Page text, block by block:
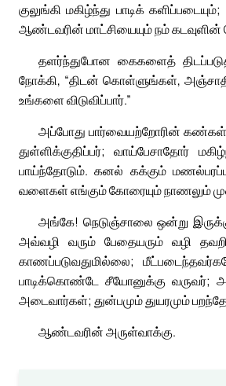
குலுங்கி மகிழ்ந்து பாடிக்
ஆண்டவரின் மாட்சியையும் நம்
தளர்ந்துபோன கைகளைத்
நோக்கி, “திடன் கொள்ளுங்கள்,
உங்களை விடுவிப்பார்.”
அப்போது பார்வையற்றோரின் கண்கள்
துள்ளிக்குதிப்பர்; வாய்பேசாதோர்
பாய்ந்தோடும். கனல் கக்கும்
வளைகள் எங்கும் கோரையும் நாணலும்
அங்கே! நெடுஞ்சாலை ஒன்று
அவ்வழி வரும் பேதையரும் வழி
காணப்படுவதுமில்லை;
பாடிக்கொண்டே சீயோனுக்கு வருவர்;
அடைவார்கள்; துன்பமும் துயரமும்
ஆண்டவரின் அருள்வாக்கு.